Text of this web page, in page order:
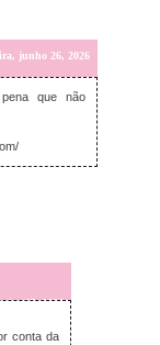
junho 26, 2026
que não
27, 2026
conta da